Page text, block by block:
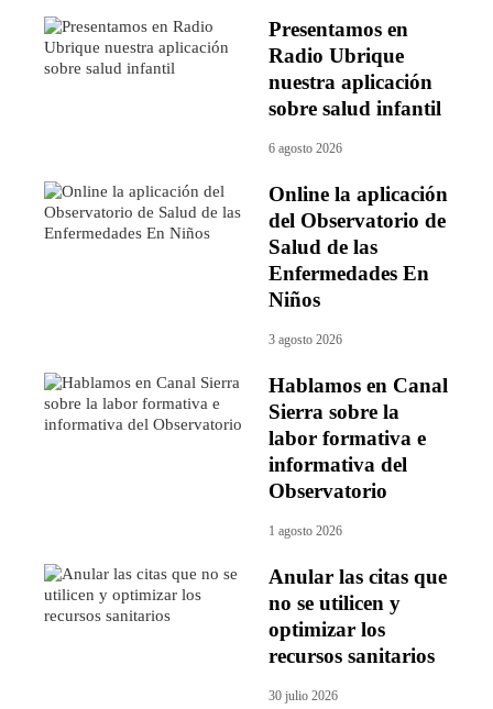
Presentamos en
Radio Ubrique
nuestra aplicación
sobre salud infantil
6 agosto 2026
Online la aplicación
del Observatorio de
Salud de las
Enfermedades En
Niños
3 agosto 2026
Hablamos en Canal
Sierra sobre la
labor formativa e
informativa del
Observatorio
1 agosto 2026
Anular las citas que
no se utilicen y
optimizar los
recursos sanitarios
30 julio 2026